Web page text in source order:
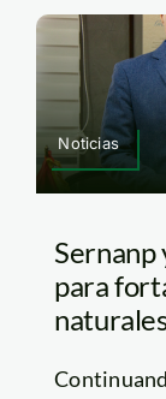
Noticias
Sernanp
para